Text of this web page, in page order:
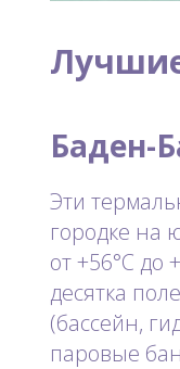
Баден-
Эти
городке на
от +56°C до
десятка
(бассейн,
паровые